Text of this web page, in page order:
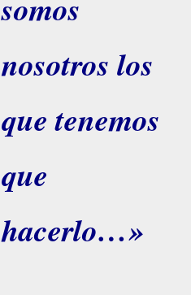
nosotros los
que tenemos
que
hacerlo…»